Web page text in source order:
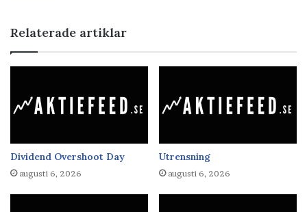
Relaterade artiklar
Dividend Overshoot Day
augusti 6, 2026
Utrensning
augusti 6, 2026